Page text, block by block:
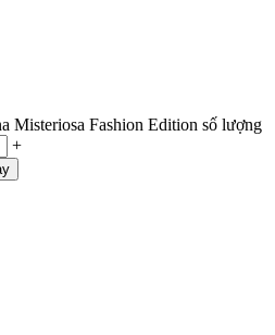
Misteriosa Fashion Edition số lượng
+